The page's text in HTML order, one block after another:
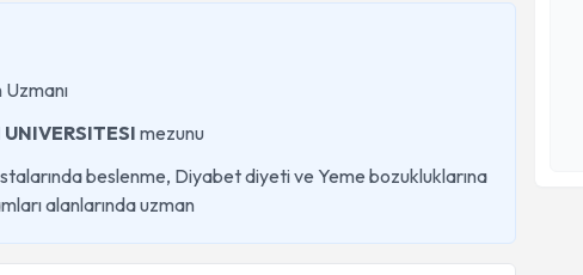
mezunu
beslenme, Diyabet diyeti ve Yeme bozukluklarına
alanlarında uzman